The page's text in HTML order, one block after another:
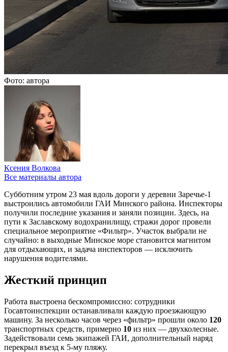
Фото: автора
Ксения Волкова
Все материалы автора
Субботним утром 23 мая вдоль дороги у деревни Заречье-1
выстроились автомобили ГАИ Минского района. Инспекторы
получили последние указания и заняли позиции. Здесь, на
пути к Заславскому водохранилищу, стражи дорог провели
специальное мероприятие «Фильтр». Участок выбрали не
случайно: в выходные Минское море становится магнитом
для отдыхающих, и задача инспекторов — исключить
нарушения водителями.
Жесткий принцип
Работа выстроена бескомпромиссно: сотрудники
Госавтоинспекции останавливали каждую проезжающую
машину. За несколько часов через «фильтр» прошли около 120
транспортных средств, примерно 10 из них — двухколесные.
Задействовали семь экипажей ГАИ, дополнительный наряд
перекрыл въезд к 5-му пляжу.